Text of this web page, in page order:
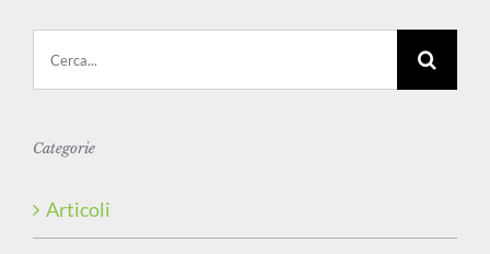
Categorie
Articoli